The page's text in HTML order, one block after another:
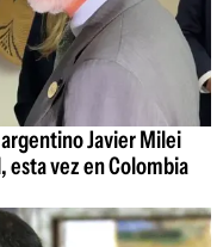
argentino Javier Milei
esta vez en Colombia